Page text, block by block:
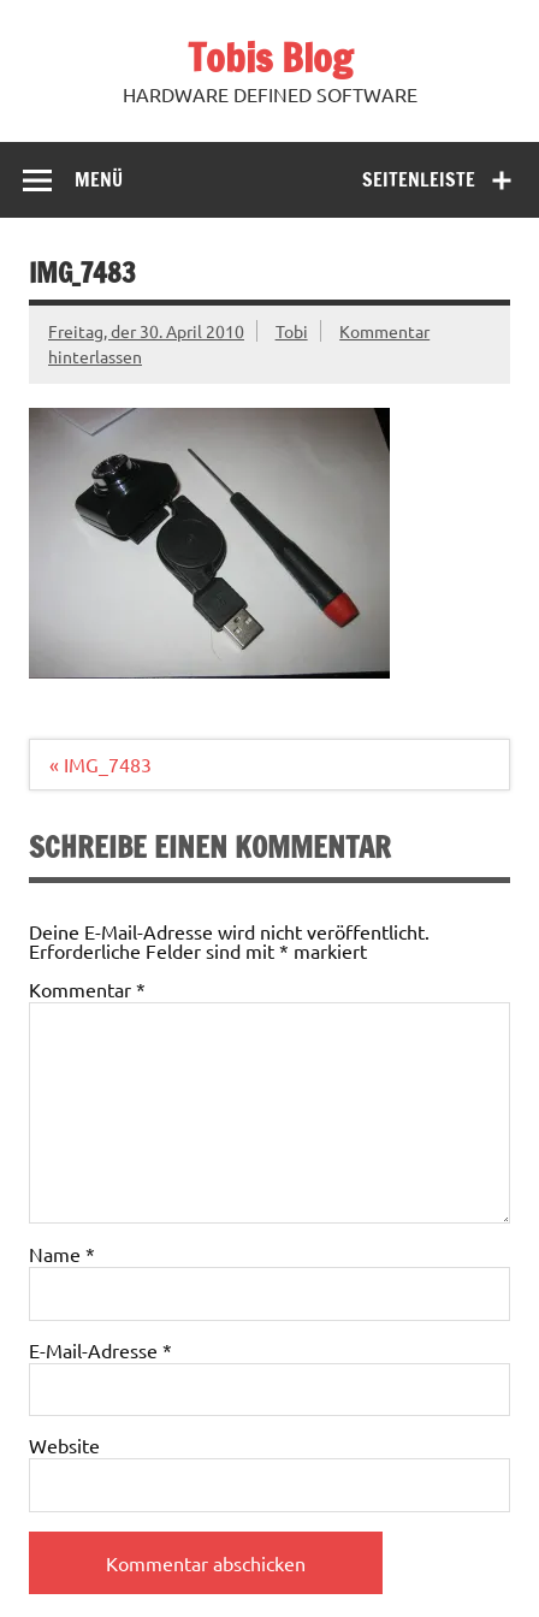
Tobis Blog
HARDWARE DEFINED SOFTWARE
SEITENLEISTE
MENÜ
IMG_7483
Freitag, der 30. April 2010 Tobi
Kommentar
hinterlassen
Beitragsnavigation
« IMG_7483
SCHREIBE EINEN KOMMENTAR
Deine E-Mail-Adresse wird nicht veröffentlicht.
Erforderliche Felder sind mit * markiert
Kommentar *
Name *
E-Mail-Adresse *
Website